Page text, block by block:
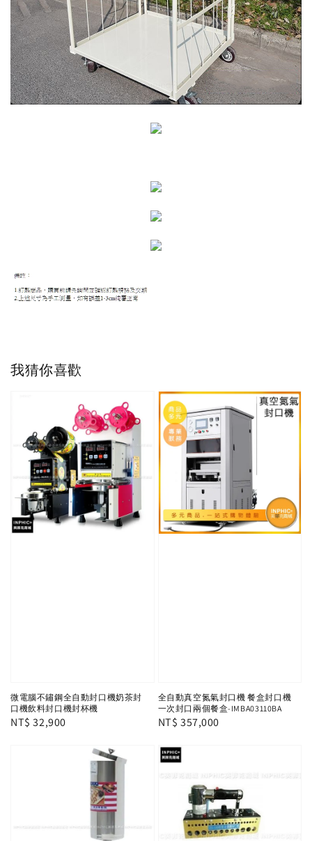
我猜你喜歡
微電腦不鏽鋼全自動封口機奶茶封
口機飲料封口機封杯機
Regular
NT$ 32,900
全自動真空氮氣封口機 餐盒封口機
一次封口兩個餐盒-IMBA03110BA
Regular
NT$ 357,000